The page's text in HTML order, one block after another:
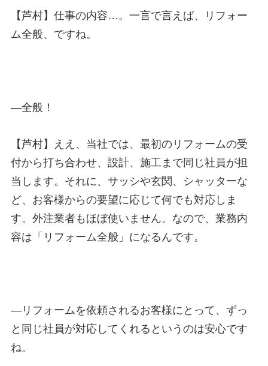
【芦村】仕事の内容…。一言で言えば、リフォー
ム全般、ですね。
—全般！
【芦村】ええ、当社では、最初のリフォームの受
付から打ち合わせ、設計、施工まで同じ社員が担
当します。それに、サッシや玄関、シャッターな
ど、お客様からの要望に応じて何でも対応しま
す。外注業者もほぼ使いません。なので、業務内
容は「リフォーム全般」になるんです。
—リフォームを依頼されるお客様にとって、ずっ
と同じ社員が対応してくれるというのは安心です
ね。